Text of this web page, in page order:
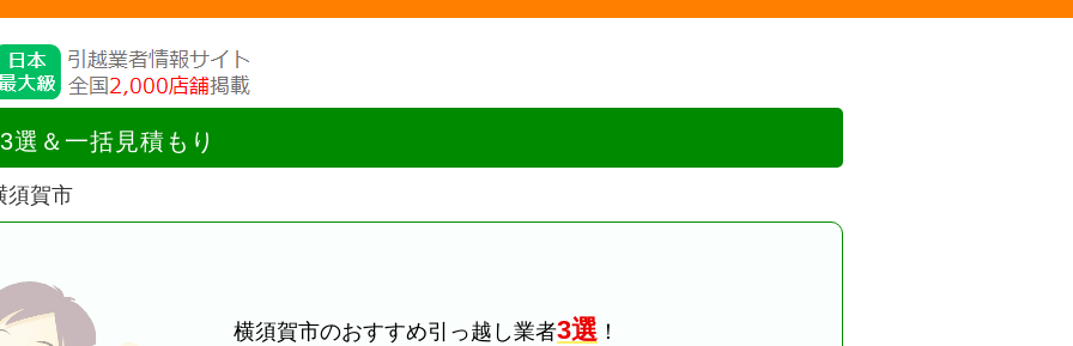
選＆一括見積もり
須賀市
横須賀市のおすすめ引っ越し業者3選 ！